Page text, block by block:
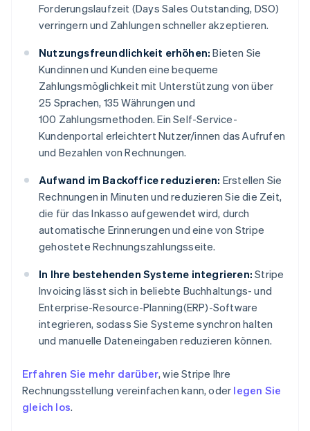
Forderungslaufzeit (Days Sales Outstanding, DSO)
verringern und Zahlungen schneller akzeptieren.
Nutzungsfreundlichkeit erhöhen: Bieten Sie
Kundinnen und Kunden eine bequeme
Zahlungsmöglichkeit mit Unterstützung von über
25 Sprachen, 135 Währungen und
100 Zahlungsmethoden. Ein Self-Service-
Kundenportal erleichtert Nutzer/innen das Aufrufen
und Bezahlen von Rechnungen.
Aufwand im Backoffice reduzieren: Erstellen Sie
Rechnungen in Minuten und reduzieren Sie die Zeit,
die für das Inkasso aufgewendet wird, durch
automatische Erinnerungen und eine von Stripe
gehostete Rechnungszahlungsseite.
In Ihre bestehenden Systeme integrieren: Stripe
Invoicing lässt sich in beliebte Buchhaltungs- und
Enterprise-Resource-Planning(ERP)-Software
integrieren, sodass Sie Systeme synchron halten
und manuelle Dateneingaben reduzieren können.
Erfahren Sie mehr darüber, wie Stripe Ihre
Rechnungsstellung vereinfachen kann, oder legen Sie
gleich los.